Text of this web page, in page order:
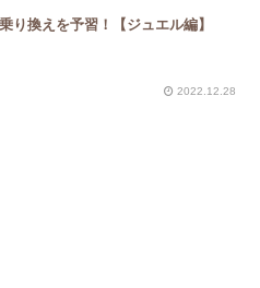
り換えを予習！【ジュエル編】
2022.12.28